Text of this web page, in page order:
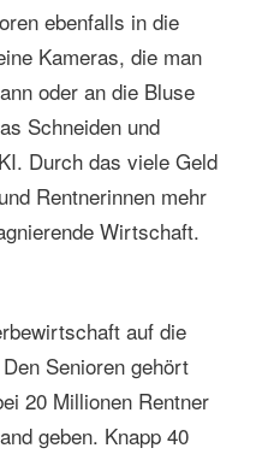
ebenfalls in die
Kameras, die man
oder an die Bluse
Schneiden und
Durch das viele Geld
Rentnerinnen mehr
Wirtschaft.
auf die
Senioren gehört
20 Millionen Rentner
geben. Knapp 40